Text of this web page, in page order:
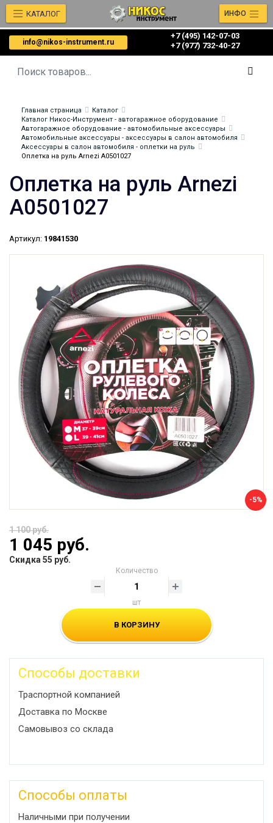
info@nikos-instrument.ru
+7 (495) 142-07-03
‎‎+7 (977) 732-40-27
КАТАЛОГ ИНФО
Главная страница
Каталог
Каталог Никос-Инструмент - автогаражное оборудование
Автогаражное оборудование - автомобильные аксессуары
Автомобильные аксессуары - аксессуары в салон автомобиля
Аксессуары в салон автомобиля - оплетки на руль
Оплетка на руль Arnezi A0501027
Оплетка на руль Arnezi
A0501027
Артикул: 19841530
-5%
1 100 руб.
1 045 руб.
Скидка 55 руб.
Количество
шт
В КОРЗИНУ
Способы доставки
Траспортной компанией
Доставка по Москве
Самовывоз со склада
Способы оплаты
Наличными при получении